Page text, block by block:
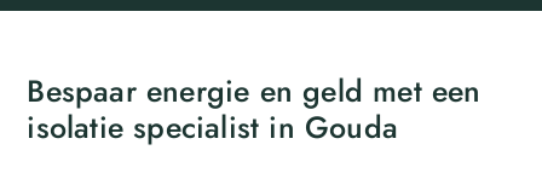
Bespaar energie en geld met een
isolatie specialist in Gouda